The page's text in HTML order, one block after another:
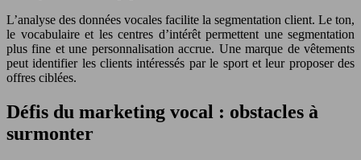
L’analyse des données vocales facilite la segmentation client. Le ton,
le vocabulaire et les centres d’intérêt permettent une segmentation
plus fine et une personnalisation accrue. Une marque de vêtements
peut identifier les clients intéressés par le sport et leur proposer des
offres ciblées.
Défis du marketing vocal : obstacles à
surmonter